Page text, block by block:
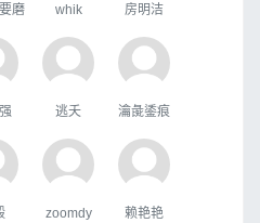
磨 whik 房明洁
逃夭 瀹彘鋈痕
zoomdy 赖艳艳